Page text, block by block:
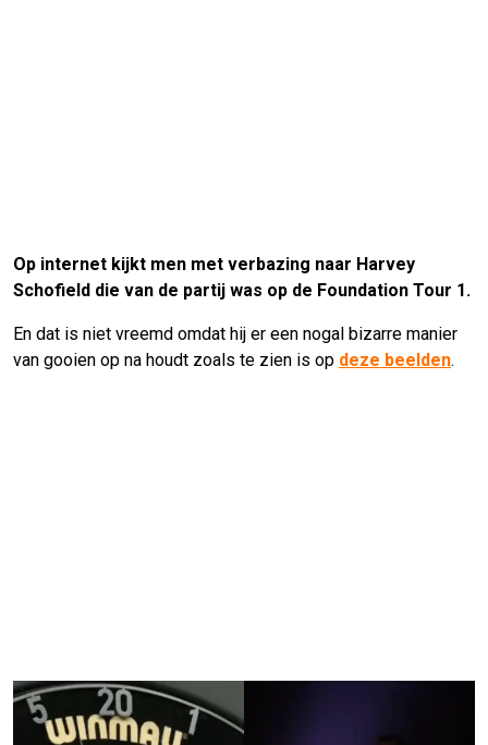
Op internet kijkt men met verbazing naar Harvey
Schofield die van de partij was op de Foundation Tour 1.
En dat is niet vreemd omdat hij er een nogal bizarre manier
van gooien op na houdt zoals te zien is op deze beelden.